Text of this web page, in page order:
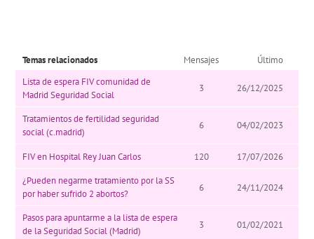
Temas relacionados Mensajes
Último
Lista de espera FIV comunidad de
Madrid Seguridad Social
3 26/12/2025
Tratamientos de fertilidad seguridad
social (c.madrid)
6 04/02/2023
FIV en Hospital Rey Juan Carlos 120
17/07/2026
¿Pueden negarme tratamiento por la SS
por haber sufrido 2 abortos?
6 24/11/2024
Pasos para apuntarme a la lista de espera
de la Seguridad Social (Madrid)
3 01/02/2021